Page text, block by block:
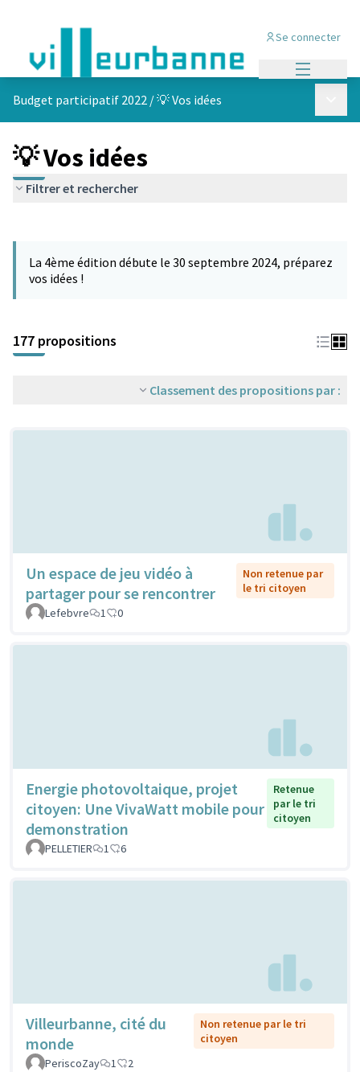
Se connecter
Budget participatif 2022 /💡 Vos idées
💡 Vos idées
Filtrer et rechercher
−
La 4ème édition débute le 30 septembre 2024, préparez
vos idées !
177 propositions
Classement des propositions par :
Un espace de jeu vidéo à
partager pour se rencontrer
Non retenue par
le tri citoyen
Lefebvre
1 0
Energie photovoltaique, projet
citoyen: Une VivaWatt mobile pour
demonstration
Retenue
par le tri
citoyen
PELLETIER 1 6
Villeurbanne, cité du
monde
Non retenue par le tri
citoyen
PeriscoZay
1 2